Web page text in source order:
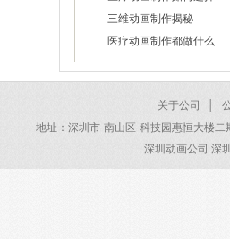
2026/01/30
三维动画制作揭秘
2026/01/28
医疗动画制作都做什么
2026/01/22
关于公司
地址：深圳市-南山区-科技园惠恒大楼
深圳动画公司 深